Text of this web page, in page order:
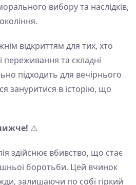
вибору та наслідків,
відкриттям для тих, хто
переживання та складні
підходить для вечірнього
зануритися в історію, що
⚠️
здійснює вбивство, що стає
боротьби. Цей вчинок
залишаючи по собі гіркий